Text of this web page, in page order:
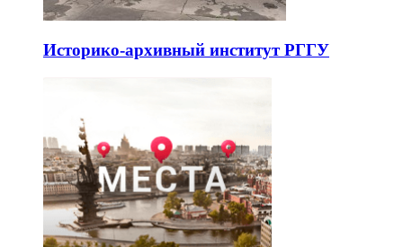
Историко-архивный институт РГГУ